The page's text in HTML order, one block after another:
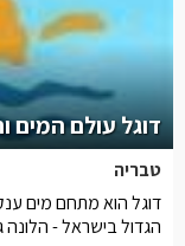
דוגל עולם המים
טבריה
דוגל הוא מתחם מים
הגדול בישראל - הלונה